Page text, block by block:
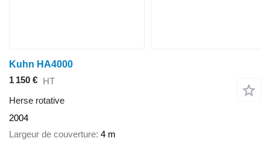
Kuhn HA4000
1 150 € HT
Herse rotative
2004
Largeur de couverture 4 m